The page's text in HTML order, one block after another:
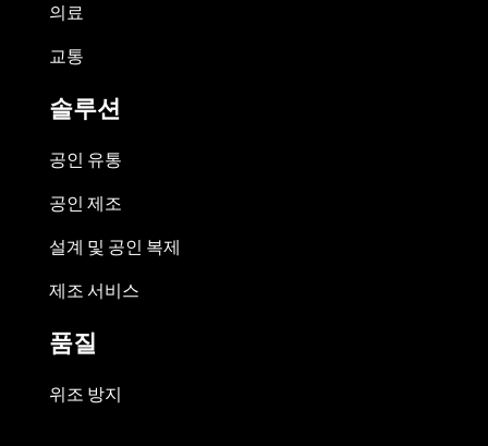
의료
교통
솔루션
공인 유통
공인 제조
설계 및 공인 복제
제조 서비스
품질
위조 방지